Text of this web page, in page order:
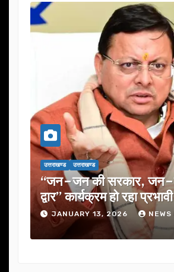
उत्तराखण्ड उत्तराखण्ड
यूजेवीएन लिमिटेड की
में कई अहम प्रस्तावों को
JANUARY 13, 2026